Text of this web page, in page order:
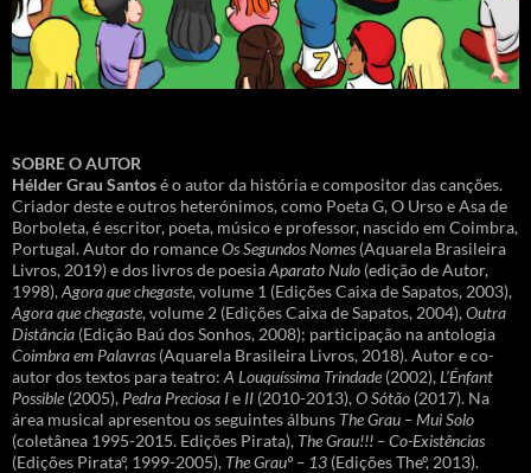
SOBRE O AUTOR
Hélder Grau Santosé o autor da história e compositor das canções.
Criador deste e outros heterónimos, como Poeta G, O Urso e Asa de
Borboleta, é escritor, poeta, músico e professor, nascido em Coimbra,
Portugal. Autor do romanceOs Segundos Nomes (Aquarela Brasileira
Livros, 2019) e dos livros de poesiaAparato Nulo (edição de Autor,
1998),Agora que chegaste, volume 1 (Edições Caixa de Sapatos, 2003),
Agora que chegaste, volume 2 (Edições Caixa de Sapatos, 2004),Outra
Distância (Edição Baú dos Sonhos, 2008); participação na antologia
Coimbra em Palavras (Aquarela Brasileira Livros, 2018). Autor e co-
autor dos textos para teatro: A Louquíssima Trindade (2002),L’Énfant
Possible (2005), Pedra Preciosa Ie II (2010-2013),O Sótão (2017). Na
área musical apresentou os seguintes álbuns The Grau – Mui Solo
(coletânea 1995-2015. Edições Pirata), The Grau!!! – Co-Existências
(Edições Pirataº, 1999-2005), The Grauº – 13 (Edições Theº, 2013).